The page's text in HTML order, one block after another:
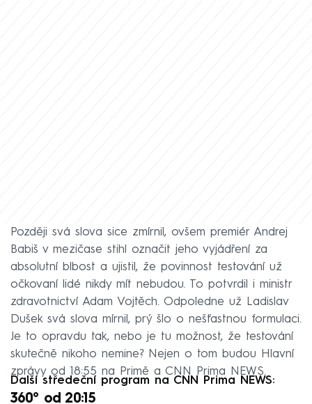
Později svá slova sice zmírnil, ovšem premiér Andrej
Babiš v mezičase stihl označit jeho vyjádření za
absolutní blbost a ujistil, že povinnost testování už
očkovaní lidé nikdy mít nebudou. To potvrdil i ministr
zdravotnictví Adam Vojtěch. Odpoledne už Ladislav
Dušek svá slova mírnil, prý šlo o nešťastnou formulaci.
Je to opravdu tak, nebo je tu možnost, že testování
skutečně nikoho nemine? Nejen o tom budou Hlavní
zprávy od 18:55 na Primě a CNN Prima NEWS.
Další středeční program na CNN Prima NEWS:
360° od 20:15